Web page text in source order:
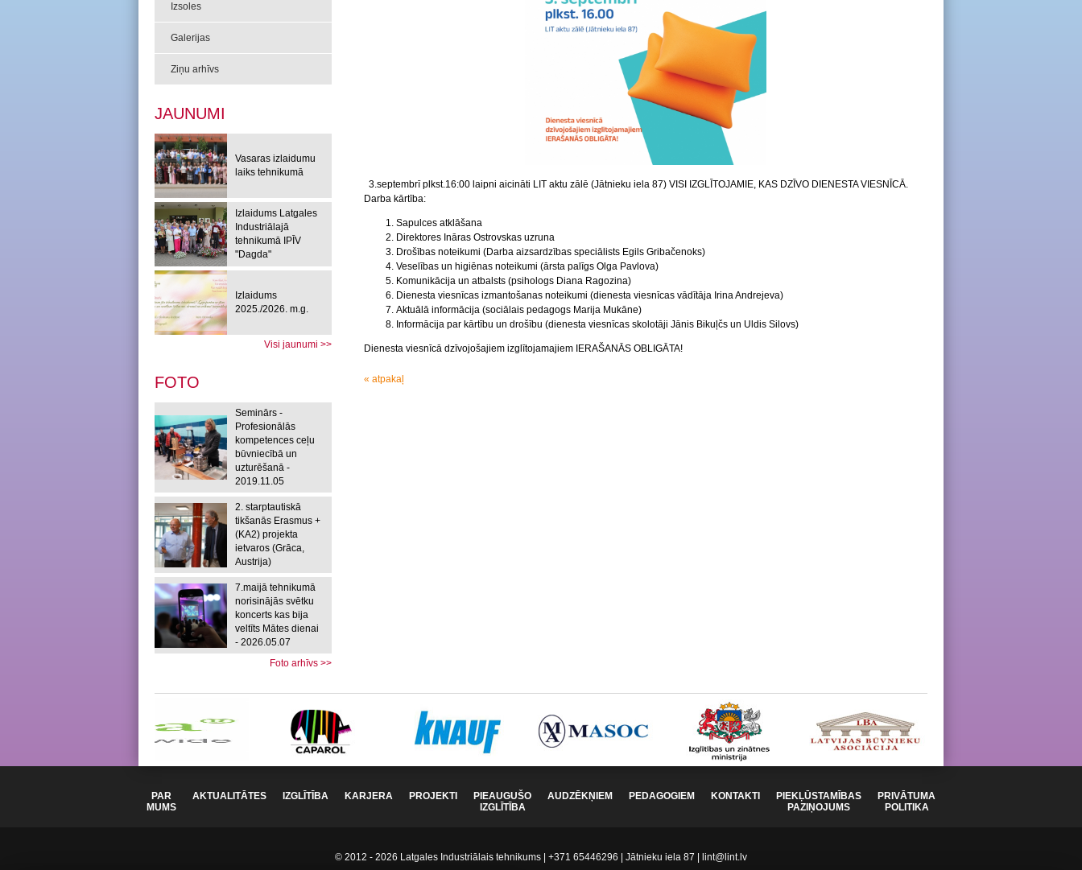
Izsoles
Galerijas
Ziņu arhīvs
JAUNUMI
Vasaras izlaidumu
laiks tehnikumā
Izlaidums Latgales
Industriālajā
tehnikumā IPĪV
"Dagda"
Izlaidums
2025./2026. m.g.
Visi jaunumi >>
FOTO
Seminārs -
Profesionālās
kompetences ceļu
būvniecībā un
uzturēšanā -
2019.11.05
2. starptautiskā
tikšanās Erasmus +
(KA2) projekta
ietvaros (Grāca,
Austrija)
7.maijā tehnikumā
norisinājās svētku
koncerts kas bija
veltīts Mātes dienai
- 2026.05.07
Foto arhīvs >>
3.septembrī plkst.16:00 laipni aicināti LIT aktu zālē (Jātnieku iela 87) VISI IZGLĪTOJAMIE, KAS DZĪVO DIENESTA VIESNĪCĀ.
Darba kārtība:
Sapulces atklāšana
Direktores Ināras Ostrovskas uzruna
Drošības noteikumi (Darba aizsardzības speciālists Egils Gribačenoks)
Veselības un higiēnas noteikumi (ārsta palīgs Olga Pavlova)
Komunikācija un atbalsts (psihologs Diana Ragozina)
Dienesta viesnīcas izmantošanas noteikumi (dienesta viesnīcas vādītāja Irina Andrejeva)
Aktuālā informācija (sociālais pedagogs Marija Mukāne)
Informācija par kārtību un drošību (dienesta viesnīcas skolotāji Jānis Bikuļčs un Uldis Silovs)
Dienesta viesnīcā dzīvojošajiem izglītojamajiem IERAŠANĀS OBLIGĀTA!
« atpakaļ
PAR
MUMS
AKTUALITĀTES IZGLĪTĪBA KARJERA PROJEKTI
PIEAUGUŠO
IZGLĪTĪBA
AUDZĒKŅIEM PEDAGOGIEM KONTAKTI
PIEKĻŪSTAMĪBAS
PAZIŅOJUMS
PRIVĀTUMA
POLITIKA
© 2012 - 2026 Latgales Industriālais tehnikums | +371 65446296 | Jātnieku iela 87 | lint@lint.lv